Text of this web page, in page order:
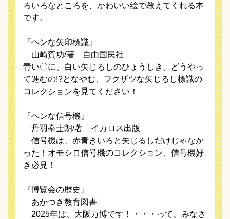
ろいろなところを、かわいい絵で教えてくれる本
です。
『ヘンな矢印標識』
山崎賀功/著 自由国民社
青い〇に、白い矢じるしのひょうしき。どうやっ
て進むの!?となやむ、フクザツな矢じるし標識の
コレクションを見てください！
『ヘンな信号機』
丹羽拳士朗/著 イカロス出版
信号機は、赤青きいろと矢じるしだけじゃなか
った！オモシロ信号機のコレクション、信号機好
き必見！
『博覧会の歴史』
あかつき教育図書
2025年は、大阪万博です！・・・って、みなさ